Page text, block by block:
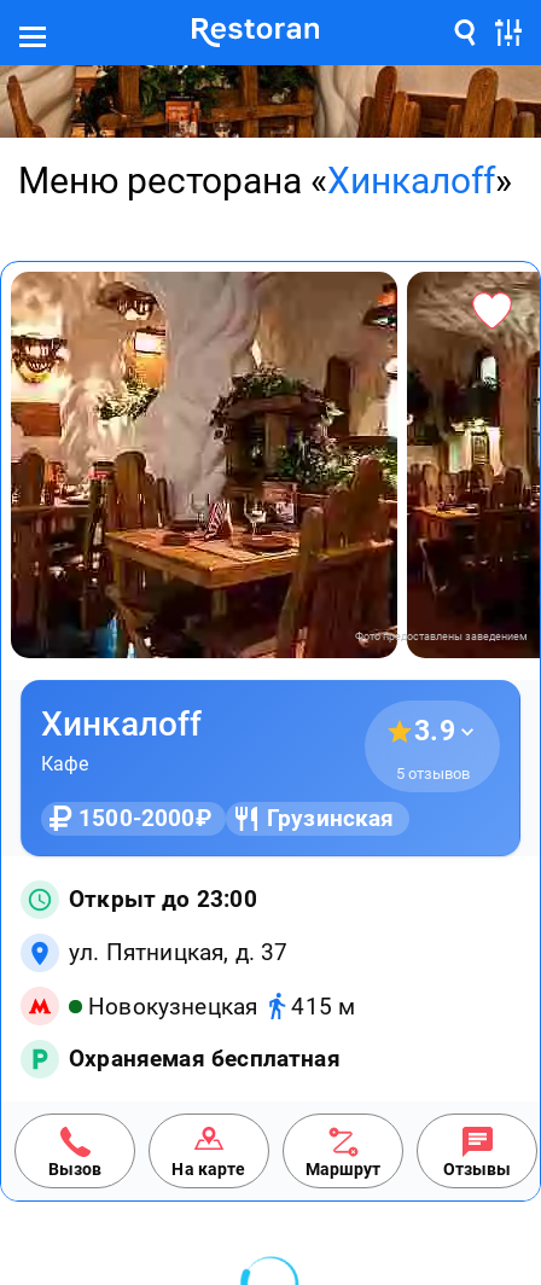
Меню ресторана «Хинкалоff»
Фото предоставлены заведением
Хинкалоff
Кафе
3.9
5 отзывов
1500-2000₽ Грузинская
Открыт до 23:00
ул. Пятницкая, д. 37
Новокузнецкая
415 м
Охраняемая бесплатная
Вызов На карте Маршрут Отзывы